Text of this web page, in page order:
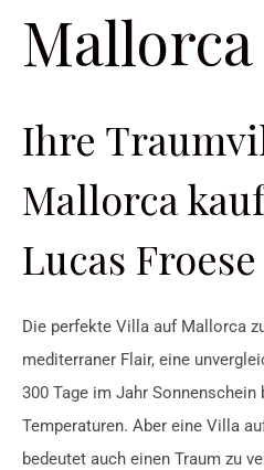
Ihre
Mallorca
Lucas
Die perfekte Villa auf Mallorca
mediterraner Flair, eine
300 Tage im Jahr Sonnenschein
Temperaturen. Aber eine Villa
bedeutet auch einen Traum zu